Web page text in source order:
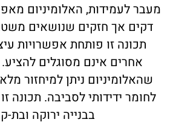
מעבר לעמידות, האלומיניום
דקים אך חזקים שנושאים
תכונה זו פותחת אפשרויות
אחרים אינם מסוגלים להציע.
שהאלומיניום ניתן למיחזור
לחומר ידידותי לסביבה. תכונה
בבנייה ירוקה ובת-